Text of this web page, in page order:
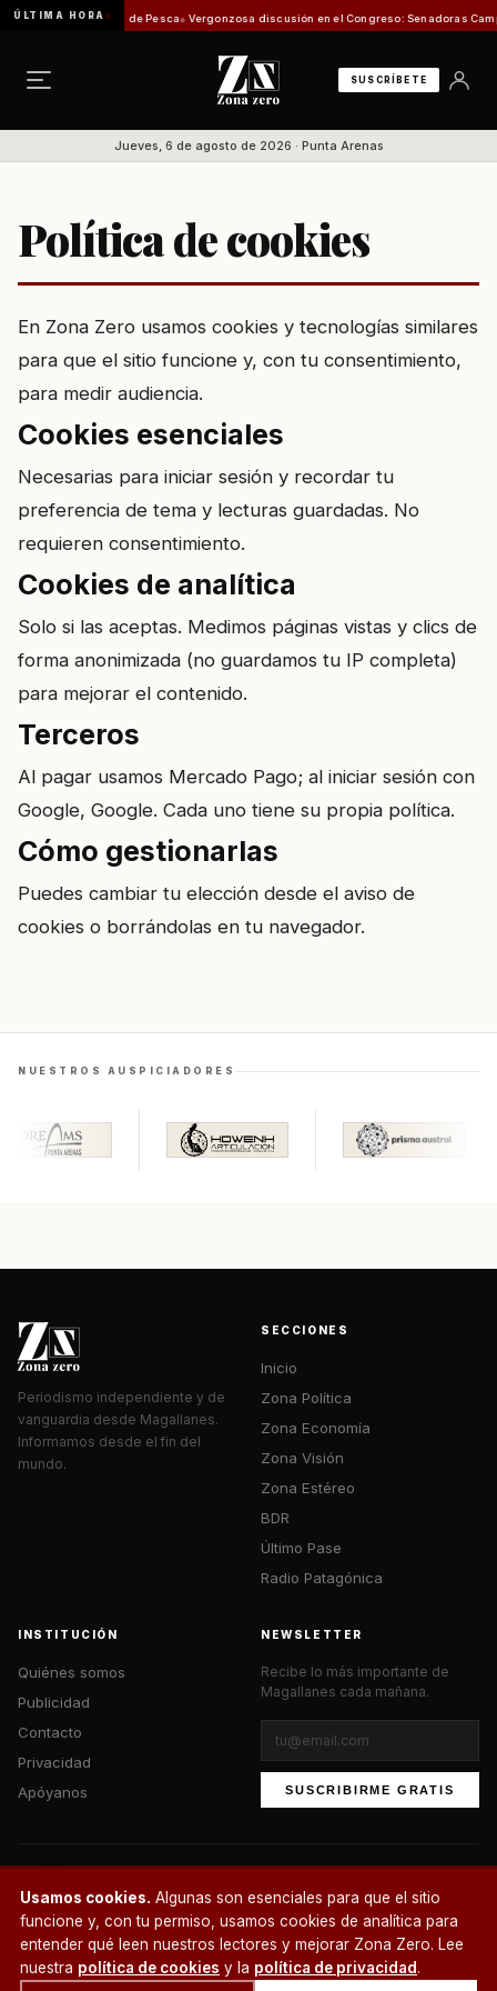
ÚLTIMA HORA
mira de la Comisión de Pesca Vergonzosa discusión en el Congreso: Senadoras
SUSCRÍBETE
Jueves, 6 de agosto de 2026 · Punta Arenas
Política de cookies
En Zona Zero usamos cookies y tecnologías similares
para que el sitio funcione y, con tu consentimiento,
para medir audiencia.
Cookies esenciales
Necesarias para iniciar sesión y recordar tu
preferencia de tema y lecturas guardadas. No
requieren consentimiento.
Cookies de analítica
Solo si las aceptas. Medimos páginas vistas y clics de
forma anonimizada (no guardamos tu IP completa)
para mejorar el contenido.
Terceros
Al pagar usamos Mercado Pago; al iniciar sesión con
Google, Google. Cada uno tiene su propia política.
Cómo gestionarlas
Puedes cambiar tu elección desde el aviso de
cookies o borrándolas en tu navegador.
NUESTROS AUSPICIADORES
Periodismo independiente y de
vanguardia desde Magallanes.
Informamos desde el fin del
mundo.
SECCIONES
Inicio
Zona Política
Zona Economía
Zona Visión
Zona Estéreo
BDR
Último Pase
Radio Patagónica
INSTITUCIÓN
Quiénes somos
Publicidad
Contacto
Privacidad
Apóyanos
NEWSLETTER
Recibe lo más importante de
Magallanes cada mañana.
SUSCRIBIRME GRATIS
© 2026 Zona Zero Media. Todos los derechos reservados.
Usamos cookies. Algunas son esenciales para que el sitio
funcione y, con tu permiso, usamos cookies de analítica para
entender qué leen nuestros lectores y mejorar Zona Zero. Lee
nuestra política de cookies y la política de privacidad.
¿Un café?